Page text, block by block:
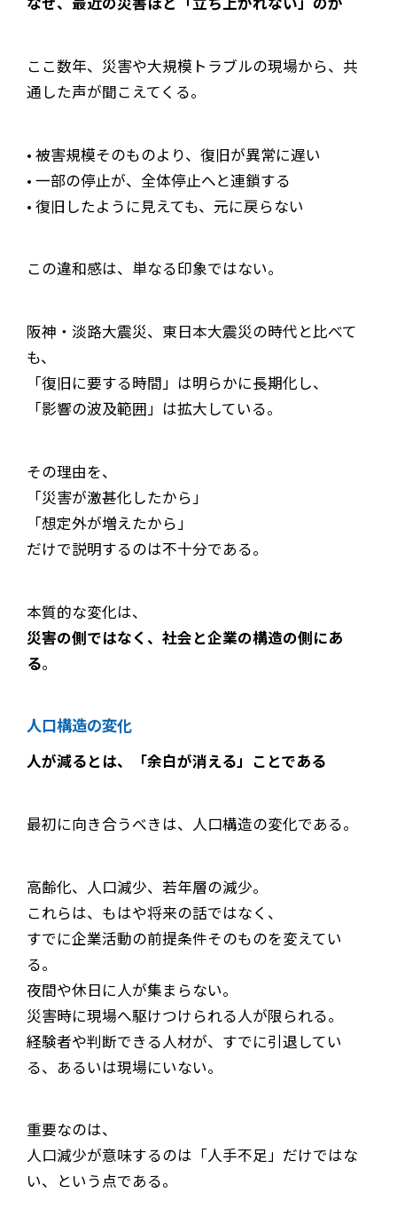
ここ数年、災害や大規模トラブルの現場から、共
通した声が聞こえてくる。
• 被害規模そのものより、復旧が異常に遅い
• 一部の停止が、全体停止へと連鎖する
• 復旧したように見えても、元に戻らない
この違和感は、単なる印象ではない。
阪神・淡路大震災、東日本大震災の時代と比べて
も、
「復旧に要する時間」は明らかに長期化し、
「影響の波及範囲」は拡大している。
その理由を、
「災害が激甚化したから」
「想定外が増えたから」
だけで説明するのは不十分である。
本質的な変化は、
災害の側ではなく、社会と企業の構造の側にあ
る。
人口構造の変化
人が減るとは、「余白が消える」ことである
最初に向き合うべきは、人口構造の変化である。
高齢化、人口減少、若年層の減少。
これらは、もはや将来の話ではなく、
すでに企業活動の前提条件そのものを変えてい
る。
夜間や休日に人が集まらない。
災害時に現場へ駆けつけられる人が限られる。
経験者や判断できる人材が、すでに引退してい
る、あるいは現場にいない。
重要なのは、
人口減少が意味するのは「人手不足」だけではな
い、という点である。